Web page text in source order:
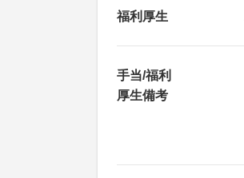
福利厚生
手当/福利
厚生備考